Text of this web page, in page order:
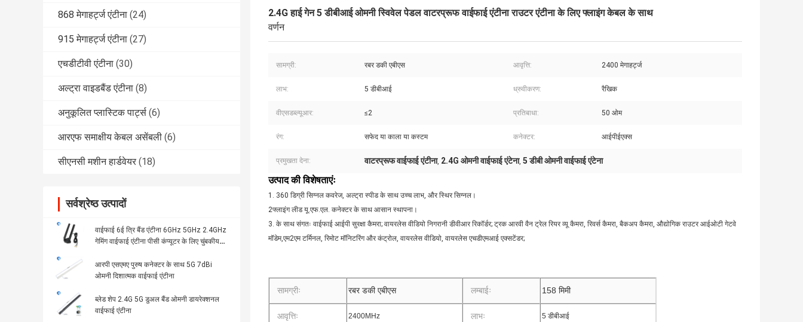
868 मेगाहर्ट्ज एंटीना (24)
915 मेगाहर्ट्ज एंटीना (27)
एचडीटीवी एंटीना (30)
अल्ट्रा वाइडबैंड एंटीना (8)
अनुकूलित प्लास्टिक पार्ट्स (6)
आरएफ समाक्षीय केबल असेंबली (6)
सीएनसी मशीन हार्डवेयर (18)
सर्वश्रेष्ठ उत्पादों
वाईफाई 6ई त्रि बैंड एंटीना 6GHz 5GHz 2.4GHz
गेमिंग वाईफाई एंटीना पीसी कंप्यूटर के लिए चुंबकीय
आरपी एसएमए पुरुष कनेक्टर के साथ 5G 7dBi
ओमनी दिशात्मक वाईफाई एंटीना
ब्लेड शेप 2.4G 5G डुअल बैंड ओमनी डायरेक्शनल
वाईफाई एंटीना
2.4G हाई गेन 5 डीबीआई ओमनी स्विवेल पेडल वाटरप्रूफ वाईफाई एंटीना राउटर एंटीना के लिए फ्लाइंग केबल के साथ
वर्णन
सामग्री: रबर डकी एबीएस आवृत्ति: 2400 मेगाहर्ट्ज
लाभ: 5 डीबीआई ध्रुवीकरण: रैखिक
वीएसडब्ल्यूआर: ≤2 प्रतिबाधा: 50 ओम
रंग: सफेद या काला या कस्टम कनेक्टर: आईपीईएक्स
प्रमुखता देना: वाटरप्रूफ वाईफाई एंटीना, 2.4G ओमनी वाईफाई एंटेना, 5 डीबी ओमनी वाईफाई एंटेना
उत्पाद की विशेषताएंः
1. 360 डिग्री सिग्नल कवरेज, अल्ट्रा स्पीड के साथ उच्च लाभ, और स्थिर सिग्नल।
2फ्लाइंग लीड यू.एफ.एल. कनेक्टर के साथ आसान स्थापना।
3. के साथ संगतः वाईफाई आईपी सुरक्षा कैमरा; वायरलेस वीडियो निगरानी डीवीआर रिकॉर्डर; ट्रक आरवी वैन ट्रेल रियर व्यू कैमरा, रिवर्स कैमरा, बैकअप कैमरा, औद्योगिक राउटर आईओटी गेटवे
मॉडेम,एम2एम टर्मिनल, रिमोट मॉनिटरिंग और कंट्रोल, वायरलेस वीडियो, वायरलेस एचडीएमआई एक्सटेंडर;
सामग्रीः रबर डकी एबीएस लम्बाईः 158 मिमी
आवृत्तिः 2400MHz लाभः 5 डीबीआई